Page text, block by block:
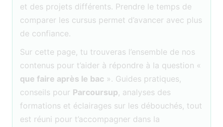
et des projets différents. Prendre le temps de
comparer les cursus permet d’avancer avec plus
de confiance.
Sur cette page, tu trouveras l’ensemble de nos
contenus pour t’aider à répondre à la question «
que faire après le bac ». Guides pratiques,
conseils pour Parcoursup, analyses des
formations et éclairages sur les débouchés, tout
est réuni pour t’accompagner dans la